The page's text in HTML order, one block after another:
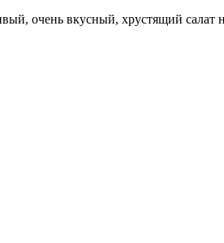
очень вкусный, хрустящий салат